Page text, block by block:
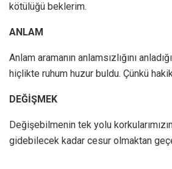
kötülüğü beklerim.
ANLAM
Anlam aramanın anlamsızlığını
hiçlikte ruhum huzur buldu. Çünkü
DEĞİŞMEK
Değişebilmenin tek yolu
gidebilecek kadar cesur olmaktan